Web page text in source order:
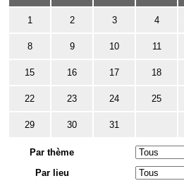
1 2 3 4
8 9 10 11
15 16 17 18
22 23 24 25
29 30 31
Par thème
Par lieu